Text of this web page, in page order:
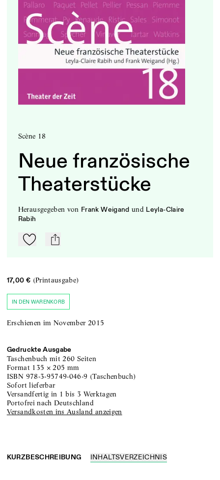
Scène 18
Neue französische
Theaterstücke
herausgegeben von Frank Weigand und Leyla-Claire
Rabih
Zu Mein-TdZ hinzufügen
mail
17,00 € (Printausgabe)
IN DEN WARENKORB
Erschienen im November 2015
Gedruckte Ausgabe
Taschenbuch mit 260 Seiten
Format 135 ×205 mm
ISBN 978-3-95749-046-9 (Taschenbuch)
sofort lieferbar
versandfertig in 1 bis 3 Werktagen
portofrei nach Deutschland
Versandkosten ins Ausland anzeigen
KURZBESCHREIBUNG INHALTSVERZEICHNIS